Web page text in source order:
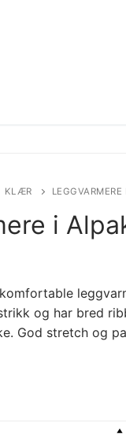
KLÆR
i
og har bred
God stretch og